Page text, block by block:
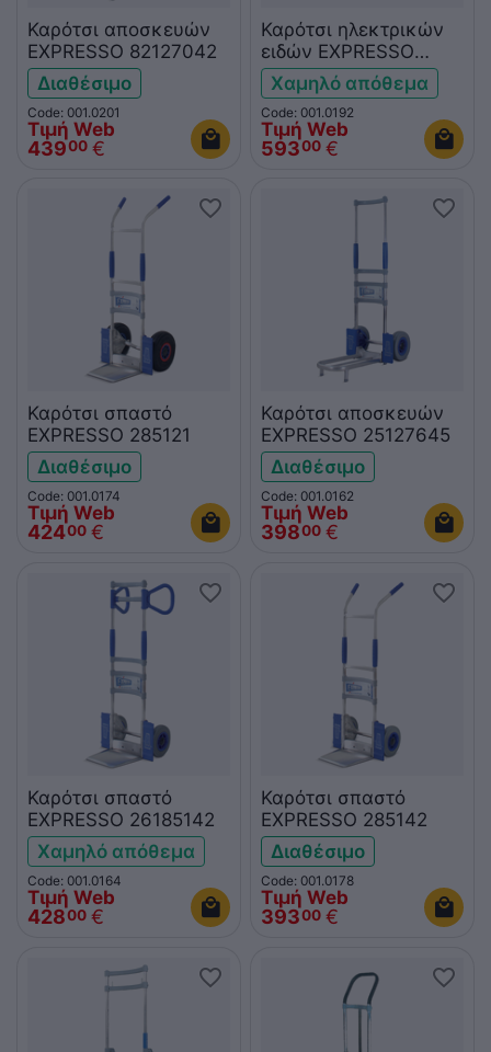
Καρότσι αποσκευών
EXPRESSO 82127042
Διαθέσιμο
Code: 001.0201
Τιμή Web
43900 €
Καρότσι ηλεκτρικών
ειδών EXPRESSO
63163621
Χαμηλό απόθεμα
Code: 001.0192
Τιμή Web
59300 €
Καρότσι σπαστό
EXPRESSO 285121
Διαθέσιμο
Code: 001.0174
Τιμή Web
42400 €
Καρότσι αποσκευών
EXPRESSO 25127645
Διαθέσιμο
Code: 001.0162
Τιμή Web
39800 €
Καρότσι σπαστό
EXPRESSO 26185142
Χαμηλό απόθεμα
Code: 001.0164
Τιμή Web
42800 €
Καρότσι σπαστό
EXPRESSO 285142
Διαθέσιμο
Code: 001.0178
Τιμή Web
39300 €